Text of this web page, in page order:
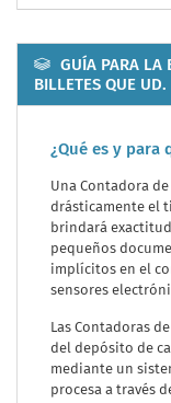
GUÍA PARA LA
BILLETES QUE UD.
¿Qué es y para
Una Contadora
drásticamente el
brindará
pequeños
implícitos en el
sensores
Las Contadoras
del depósito de
mediante un
procesa a través